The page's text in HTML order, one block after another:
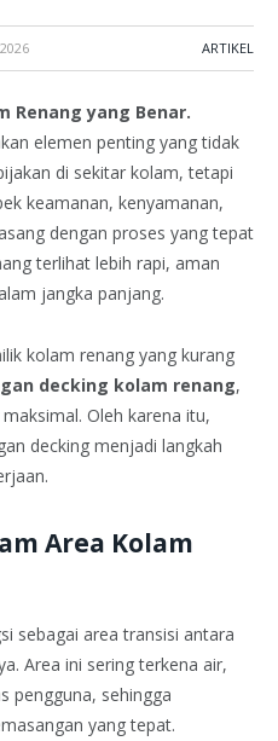
ARTIKEL
Renang yang Benar.
elemen penting yang tidak
di sekitar kolam, tetapi
keamanan, kenyamanan,
dengan proses yang tepat
terlihat lebih rapi, aman
jangka panjang.
kolam renang yang kurang
decking kolam renang,
Oleh karena itu,
decking menjadi langkah
Area Kolam
sebagai area transisi antara
Area ini sering terkena air,
pengguna, sehingga
yang tepat.